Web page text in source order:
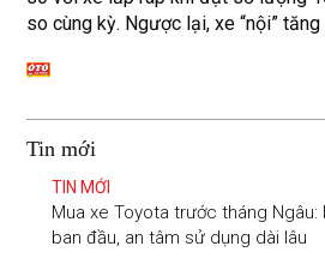
so cùng kỳ. Ngược lại, xe “nội”
Tin mới
TIN MỚI
Mua xe Toyota trước tháng Ngâu:
ban đầu, an tâm sử dụng dài lâu